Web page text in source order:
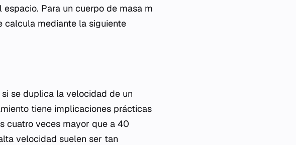
Para un cuerpo de masa m
calcula mediante la siguiente
se duplica la velocidad de un
tiene implicaciones prácticas
cuatro veces mayor que a 40
velocidad suelen ser tan